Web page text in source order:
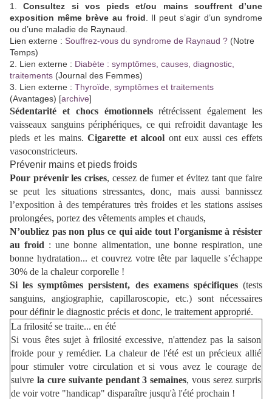
1.Consultez si vos pieds et/ou mains souffrent d’une
exposition même brève au froid . Il peut s’agir d’un syndrome
ou d’une maladie de Raynaud.
Lien externe : Souffrez-vous du syndrome de Raynaud ? (Notre
Temps)
2. Lien externe : Diabète : symptômes, causes, diagnostic,
traitements (Journal des Femmes)
3. Lien externe : Thyroïde, symptômes et traitements
(Avantages) [archive]
Sédentarité et chocs émotionnelsrétrécissent également les
vaisseaux sanguins périphériques, ce qui refroidit davantage les
pieds et les mains.Cigarette et alcool ont eux aussi ces effets
vasoconstricteurs.
Prévenir mains et pieds froids
Pour prévenir les crises, cessez de fumer et évitez tant que faire
se peut les situations stressantes, donc, mais aussi bannissez
l’exposition à des températures très froides et les stations assises
prolongées, portez des vêtements amples et chauds,
N’oubliez pas non plus cequi aide tout l’organisme à résister
au froid : une bonne alimentation, une bonne respiration, une
bonne hydratation... et couvrez votre tête par laquelle s’échappe
30% de la chaleur corporelle !
Si les symptômes persistent, des examens spécifiques(tests
sanguins, angiographie, capillaroscopie, etc.) sont nécessaires
pour définir le diagnostic précis et donc, le traitement approprié.
La frilosité se traite... en été
Si vous êtes sujet à frilosité excessive, n'attendez pas la saison
froide pour y remédier. La chaleur de l'été est un précieux allié
pour stimuler votre circulation et si vous avez le courage de
suivre la cure suivante pendant 3 semaines, vous serez surpris
de voir votre "handicap" disparaître jusqu'à l'été prochain !